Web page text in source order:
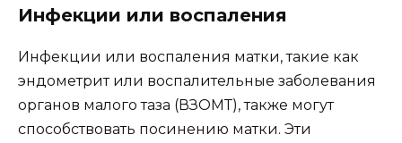
Инфекции или воспаления
Инфекции или воспаления матки, такие как
эндометрит или воспалительные заболевания
органов малого таза (ВЗОМТ), также могут
способствовать посинению матки. Эти